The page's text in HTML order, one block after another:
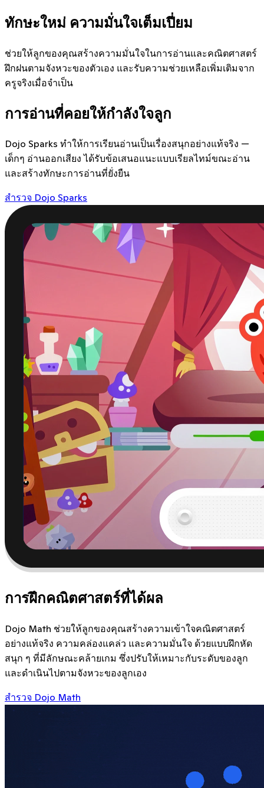
ทักษะใหม่ ความมั่นใจเต็มเปี่ยม
ช่วยให้ลูกของคุณสร้างความมั่นใจในการอ่านและคณิตศาสตร์
ฝึกฝนตามจังหวะของตัวเอง และรับความช่วยเหลือเพิ่มเติมจาก
ครูจริงเมื่อจำเป็น
การอ่านที่คอยให้กำลังใจลูก
Dojo Sparks ทำให้การเรียนอ่านเป็นเรื่องสนุกอย่างแท้จริง —
เด็กๆ อ่านออกเสียง ได้รับข้อเสนอแนะแบบเรียลไทม์ขณะอ่าน
และสร้างทักษะการอ่านที่ยั่งยืน
สำรวจ Dojo Sparks
การฝึกคณิตศาสตร์ที่ได้ผล
Dojo Math ช่วยให้ลูกของคุณสร้างความเข้าใจคณิตศาสตร์
อย่างแท้จริง ความคล่องแคล่ว และความมั่นใจ ด้วยแบบฝึกหัด
สนุก ๆ ที่มีลักษณะคล้ายเกม ซึ่งปรับให้เหมาะกับระดับของลูก
และดำเนินไปตามจังหวะของลูกเอง
สำรวจ Dojo Math